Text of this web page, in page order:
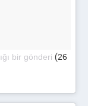
bir gönderi (26